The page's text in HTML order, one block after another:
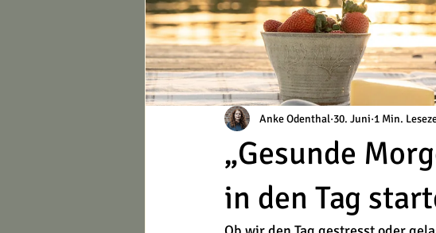
„Gesunde
in den Tag
Anke Odenthal 30. Juni 1 Min.